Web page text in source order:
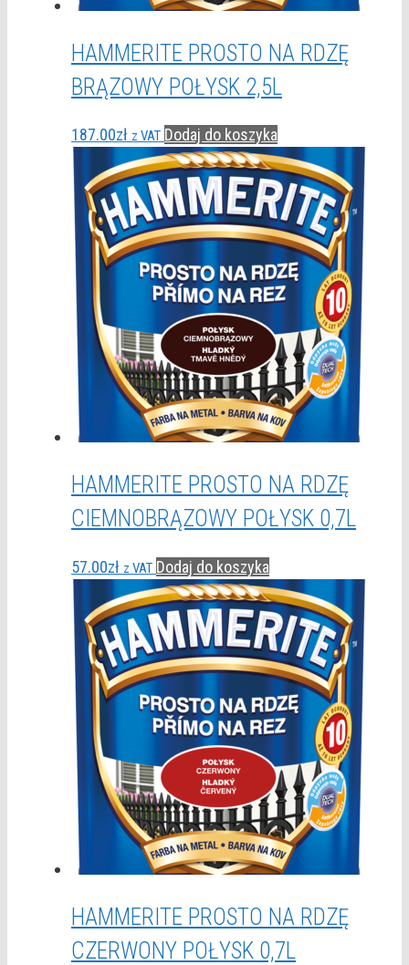
HAMMERITE PROSTO NA RDZĘ
BRĄZOWY POŁYSK 2,5L
187.00zł z VAT Dodaj do koszyka
HAMMERITE PROSTO NA RDZĘ
CIEMNOBRĄZOWY POŁYSK 0,7L
57.00zł z VAT Dodaj do koszyka
HAMMERITE PROSTO NA RDZĘ
CZERWONY POŁYSK 0,7L